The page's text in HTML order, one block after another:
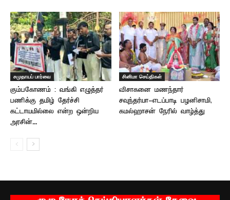
சமுதாயப் பார்வை
கும்பகோணம் : வங்கி எழுத்தர்
பணிக்கு தமிழ் தேர்ச்சி
கட்டாயமில்லை என்ற ஒன்றிய
அரசின்...
சினிமா செய்திகள்
விசாகனை மணந்தார்
சவுந்தர்யா-எடப்பாடி பழனிசாமி,
கமல்ஹாசன் நேரில் வாழ்த்து